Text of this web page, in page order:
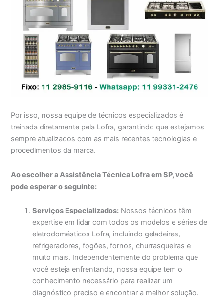
Por isso, nossa equipe de técnicos especializados é
treinada diretamente pela Lofra, garantindo que estejamos
sempre atualizados com as mais recentes tecnologias e
procedimentos da marca.
Ao escolher a Assistência Técnica Lofra em SP, você
pode esperar o seguinte:
Serviços Especializados: Nossos técnicos têm
expertise em lidar com todos os modelos e séries de
eletrodomésticos Lofra, incluindo geladeiras,
refrigeradores, fogões, fornos, churrasqueiras e
muito mais. Independentemente do problema que
você esteja enfrentando, nossa equipe tem o
conhecimento necessário para realizar um
diagnóstico preciso e encontrar a melhor solução.